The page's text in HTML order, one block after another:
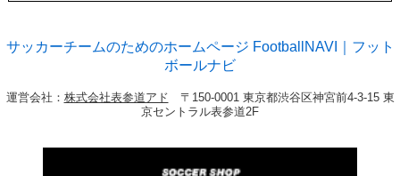
サッカーチームのためのホームページ FootballNAVI｜フット
ボールナビ
運営会社： 株式会社表参道アド 〒150-0001 東京都渋谷区神宮前4-3-15 東
京セントラル表参道2F